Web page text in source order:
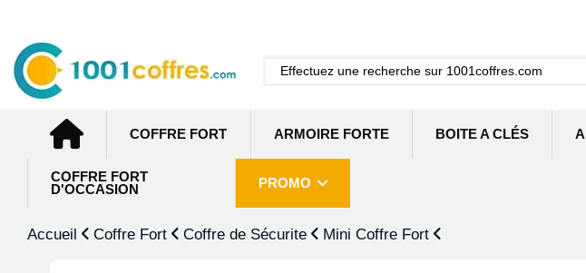
COFFRE FORT ARMOIRE FORTE BOITE A CLÉS
COFFRE FORT
D'OCCASION
PROMO
Accueil Coffre Fort Coffre de Sécurite Mini Coffre Fort